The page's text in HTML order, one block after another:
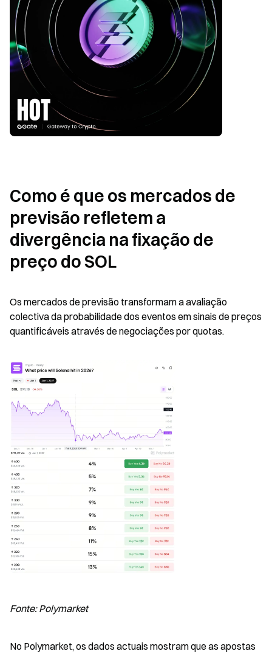
Como é que os mercados de
previsão refletem a
divergência na fixação de
preço do SOL
Os mercados de previsão transformam a avaliação
colectiva da probabilidade dos eventos em sinais de preços
quantificáveis através de negociações por quotas.
Fonte: Polymarket
No Polymarket, os dados actuais mostram que as apostas